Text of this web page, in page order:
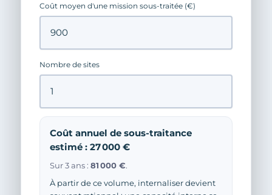
Coût moyen d'une mission sous-traitée (€)
Nombre de sites
Coût annuel de sous-traitance
estimé : 27 000 €
Sur 3 ans : 81 000 €.
À partir de ce volume, internaliser devient